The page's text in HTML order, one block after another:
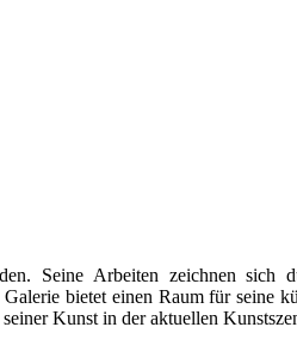
Seine Arbeiten zeichnen sich
bietet einen Raum für seine
Kunst in der aktuellen